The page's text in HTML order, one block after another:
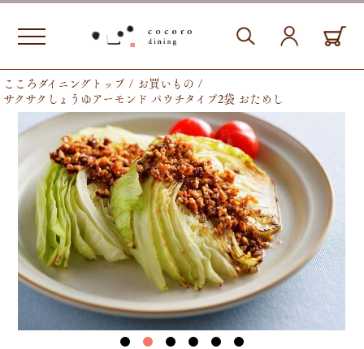
こころダイニングトップ お買いもの
サクサクしょうゆアーモンド パウチタイプ2袋 おためし